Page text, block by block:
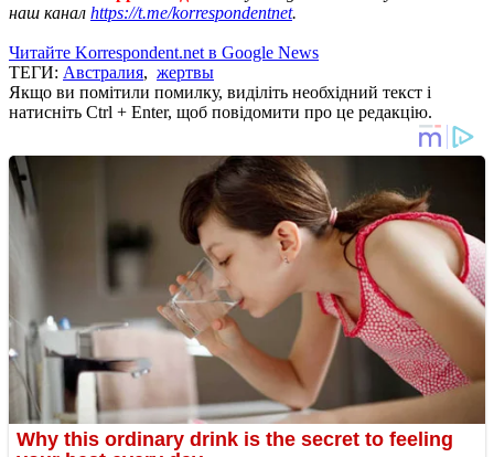
наш канал https://t.me/korrespondentnet.
Читайте Korrespondent.net в Google News
ТЕГИ: Австралия, жертвы
Якщо ви помітили помилку, виділіть необхідний текст і
натисніть Ctrl + Enter, щоб повідомити про це редакцію.